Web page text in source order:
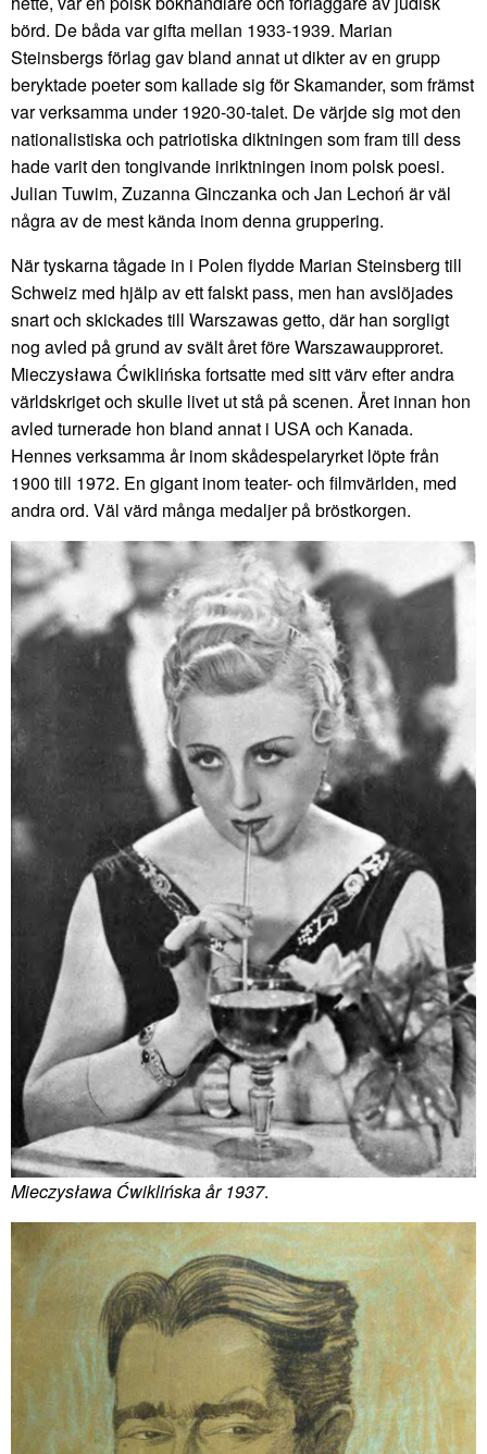
börd. De båda var gifta mellan 1933-1939. Marian
Steinsbergs förlag gav bland annat ut dikter av en grupp
beryktade poeter som kallade sig för Skamander, som främst
var verksamma under 1920-30-talet. De värjde sig mot den
nationalistiska och patriotiska diktningen som fram till dess
hade varit den tongivande inriktningen inom polsk poesi.
Julian Tuwim, Zuzanna Ginczanka och Jan Lechoń är väl
några av de mest kända inom denna gruppering.
När tyskarna tågade in i Polen flydde Marian Steinsberg till
Schweiz med hjälp av ett falskt pass, men han avslöjades
snart och skickades till Warszawas getto, där han sorgligt
nog avled på grund av svält året före Warszawaupproret.
Mieczysława Ćwiklińska fortsatte med sitt värv efter andra
världskriget och skulle livet ut stå på scenen. Året innan hon
avled turnerade hon bland annat i USA och Kanada.
Hennes verksamma år inom skådespelaryrket löpte från
1900 till 1972. En gigant inom teater- och filmvärlden, med
andra ord. Väl värd många medaljer på bröstkorgen.
Mieczysława Ćwiklińska år 1937.